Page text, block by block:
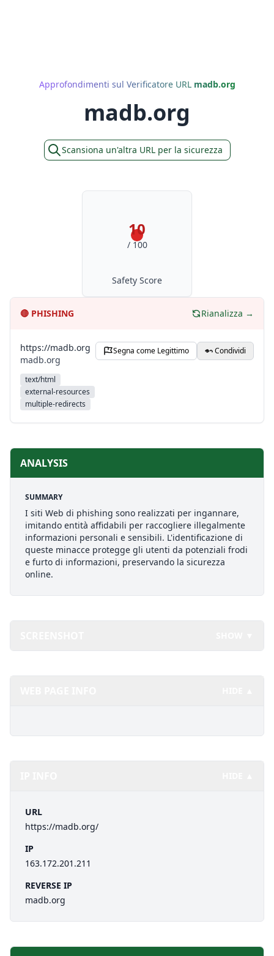
Approfondimenti sul Verificatore URL madb.org
madb.org
Scansiona un'altra URL per la sicurezza
10
/ 100
Safety Score
🔴 PHISHING Rianalizza →
https://madb.org
madb.org
text/html
external-resources
multiple-redirects
Segna come Legittimo Condividi
ANALYSIS
SUMMARY
I siti Web di phishing sono realizzati per ingannare,
imitando entità affidabili per raccogliere illegalmente
informazioni personali e sensibili. L'identificazione di
queste minacce protegge gli utenti da potenziali frodi
e furto di informazioni, preservando la sicurezza
online.
URL
https://madb.org/
IP
163.172.201.211
REVERSE IP
madb.org